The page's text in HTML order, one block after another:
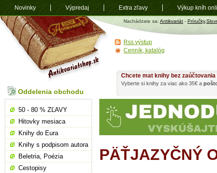
Antikvariát
shop.sk
Nachádzate sa: Antikvariát -
PÄŤJAZYČNÝ
Chcete mat knihy bez
Vyberte si knihy za viac ako 35€ a
Oddelenia obchodu
50 - 80 % ZĽAVY
Hitovky mesiaca
Knihy do Eura
Knihy s podpisom autora
Beletria, Poézia
Cestopisy
Rss výstup
Cenník, katalóg
Novinky Výpredaj Extra zľavy Výkup kníh